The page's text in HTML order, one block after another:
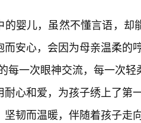
的婴儿，虽然不懂言语，却
而安心，会因为母亲温柔的
每一次眼神交流，每一次
耐心和爱，为孩子绣上了第
坚韧而温暖，伴随着孩子走